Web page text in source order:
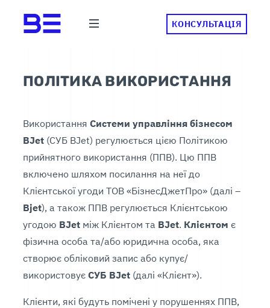
КОНСУЛЬТАЦІЯ
ПОЛІТИКА ВИКОРИСТАННЯ
ВикористанняСистеми управління бізнесом
BJet (СУБ BJet) регулюється цією Політикою
прийнятного використання (ППВ). Цю ППВ
включено шляхом посилання на неї до
Клієнтської угоди ТОВ «БізнесДжетПро» (далі –
Bjet), а також ППВ регулюється Клієнтською
угодою BJet між Клієнтом та BJet. Клієнтом є
фізична особа та/або юридична особа, яка
створює обліковий запис або купує/
використовуєСУБ BJet (далі «Клієнт»).
Клієнти, які будуть помічені у порушеннях ППВ,